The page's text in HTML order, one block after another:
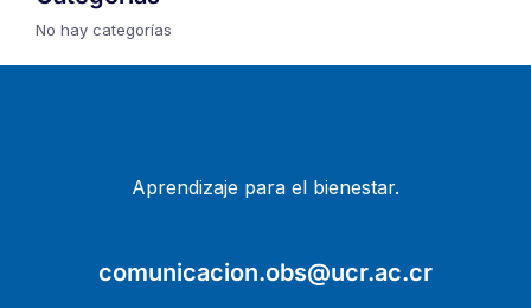
No hay categorías
Aprendizaje para el bienestar.
comunicacion.obs@ucr.ac.cr